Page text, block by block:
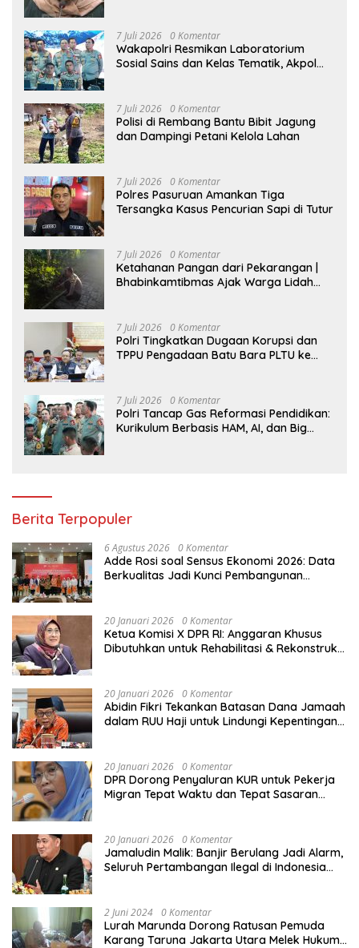
7 Juli 2026 0 Komentar
Wakapolri Resmikan Laboratorium
Sosial Sains dan Kelas Tematik, Akpol
7 Juli 2026 0 Komentar
Polisi di Rembang Bantu Bibit Jagung
dan Dampingi Petani Kelola Lahan
7 Juli 2026 0 Komentar
Polres Pasuruan Amankan Tiga
Tersangka Kasus Pencurian Sapi di Tutur
7 Juli 2026 0 Komentar
Ketahanan Pangan dari Pekarangan |
Bhabinkamtibmas Ajak Warga Lidah
7 Juli 2026 0 Komentar
Polri Tingkatkan Dugaan Korupsi dan
TPPU Pengadaan Batu Bara PLTU ke
7 Juli 2026 0 Komentar
Polri Tancap Gas Reformasi Pendidikan:
Kurikulum Berbasis HAM, AI, dan Big
Berita Terpopuler
6 Agustus 2026 0 Komentar
Adde Rosi soal Sensus Ekonomi 2026: Data
Berkualitas Jadi Kunci Pembangunan
20 Januari 2026 0 Komentar
Ketua Komisi X DPR RI: Anggaran Khusus
Dibutuhkan untuk Rehabilitasi & Rekonstruksi
20 Januari 2026 0 Komentar
Abidin Fikri Tekankan Batasan Dana Jamaah
dalam RUU Haji untuk Lindungi Kepentingan
20 Januari 2026 0 Komentar
DPR Dorong Penyaluran KUR untuk Pekerja
Migran Tepat Waktu dan Tepat Sasaran
20 Januari 2026 0 Komentar
Jamaludin Malik: Banjir Berulang Jadi Alarm,
Seluruh Pertambangan Ilegal di Indonesia
2 Juni 2024 0 Komentar
Lurah Marunda Dorong Ratusan Pemuda
Karang Taruna Jakarta Utara Melek Hukum